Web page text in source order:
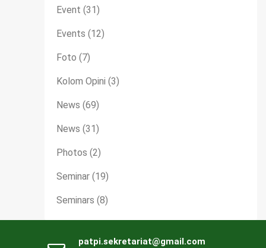
Event (31)
Events (12)
Foto (7)
Kolom Opini (3)
News (69)
News (31)
Photos (2)
Seminar (19)
Seminars (8)
patpi.sekretariat@gmail.com